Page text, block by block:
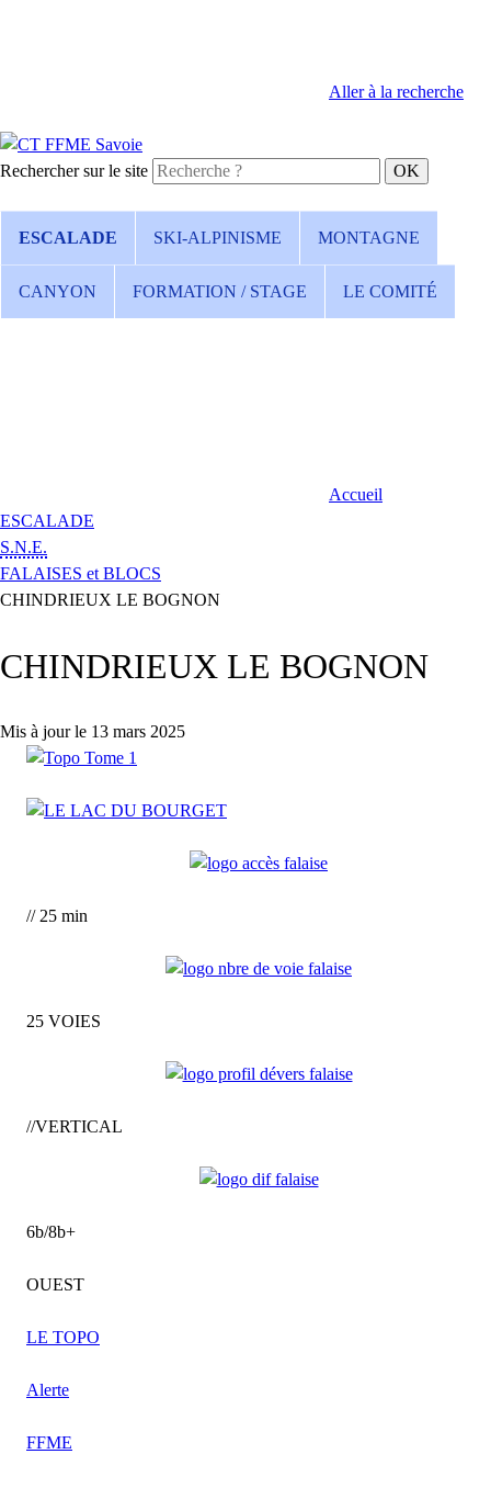
Aller à la recherche
Rechercher sur le site
ESCALADE SKI-ALPINISME MONTAGNE
CANYON FORMATION / STAGE LE COMITÉ
Accueil
ESCALADE
S.N.E.
FALAISES et BLOCS
CHINDRIEUX LE BOGNON
CHINDRIEUX LE BOGNON
Mis à jour le 13 mars 2025
// 25 min
25 VOIES
//VERTICAL
6b/8b+
OUEST
LE TOPO
Alerte
FFME